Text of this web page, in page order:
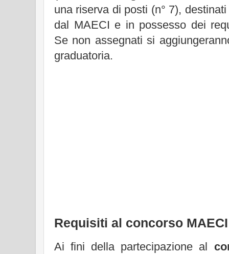
una riserva di posti (n° 7),
dal MAECI e in possesso dei
Se non assegnati si
graduatoria.
Requisiti al concorso MAECI
Ai fini della partecipazione al